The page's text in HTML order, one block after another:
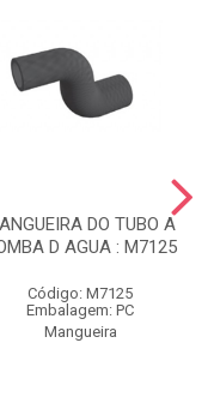
DO TUBO A
D AGUA : M7125
Código: M7125
Embalagem: PC
Mangueira